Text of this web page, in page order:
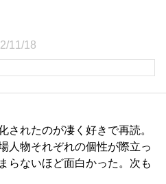
11/18
されたのが凄く好きで再読。
人物それぞれの個性が際立っ
らないほど面白かった。次も